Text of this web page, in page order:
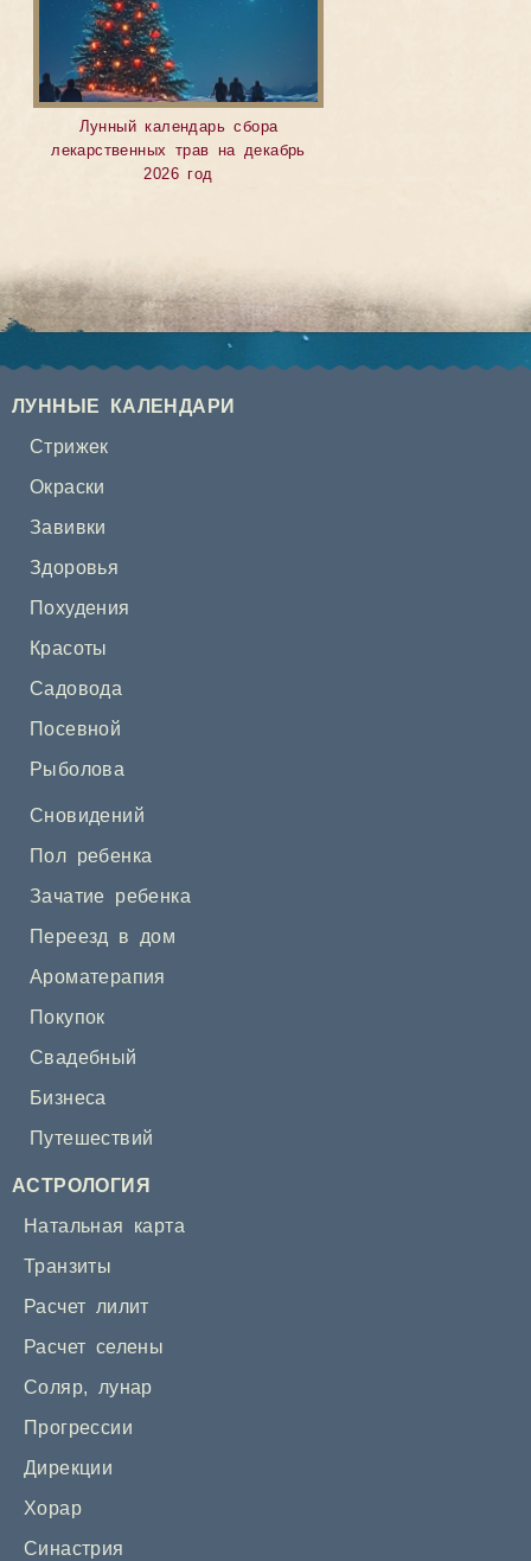
Лунный календарь сбора
лекарственных трав на декабрь
2026 год
ЛУННЫЕ КАЛЕНДАРИ
Стрижек
Окраски
Завивки
Здоровья
Похудения
Красоты
Садовода
Посевной
Рыболова
Сновидений
Пол ребенка
Зачатие ребенка
Переезд в дом
Ароматерапия
Покупок
Свадебный
Бизнеса
Путешествий
АСТРОЛОГИЯ
Натальная карта
Транзиты
Расчет лилит
Расчет селены
Соляр, лунар
Прогрессии
Дирекции
Хорар
Синастрия